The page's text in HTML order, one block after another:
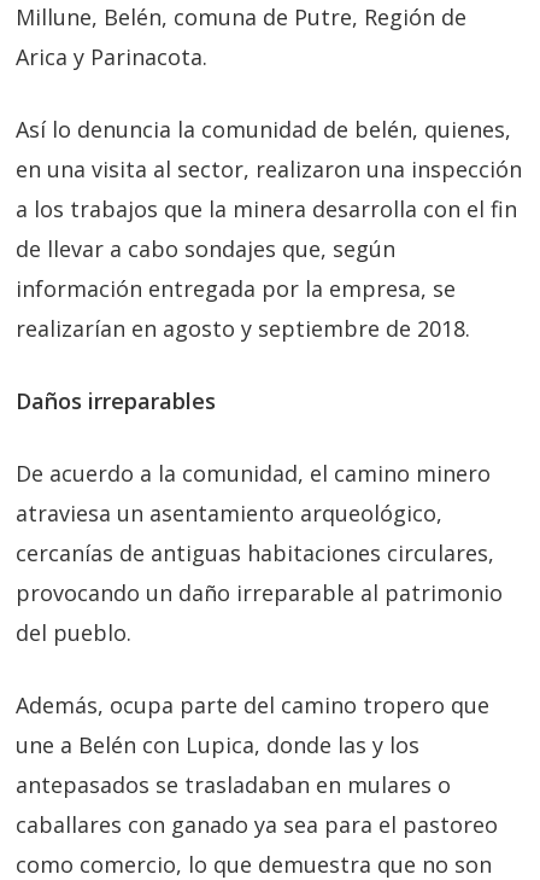
Millune, Belén, comuna de Putre, Región de
Arica y Parinacota.
Así lo denuncia la comunidad de belén, quienes,
en una visita al sector, realizaron una inspección
a los trabajos que la minera desarrolla con el fin
de llevar a cabo sondajes que, según
información entregada por la empresa, se
realizarían en agosto y septiembre de 2018.
Daños irreparables
De acuerdo a la comunidad, el camino minero
atraviesa un asentamiento arqueológico,
cercanías de antiguas habitaciones circulares,
provocando un daño irreparable al patrimonio
del pueblo.
Además, ocupa parte del camino tropero que
une a Belén con Lupica, donde las y los
antepasados se trasladaban en mulares o
caballares con ganado ya sea para el pastoreo
como comercio, lo que demuestra que no son